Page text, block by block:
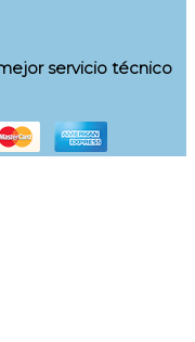
servicio técnico